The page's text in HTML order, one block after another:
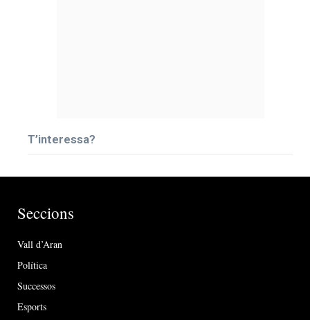
T’interessa?
Seccions
Vall d’Aran
Política
Successos
Esports